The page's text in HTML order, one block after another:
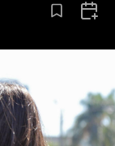
Aus den